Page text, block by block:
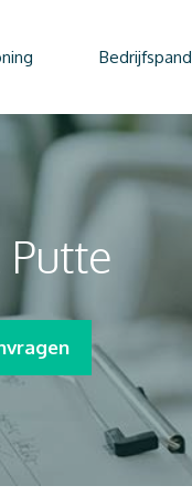
Bedrijfspand